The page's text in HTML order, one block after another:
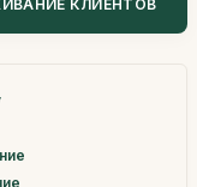
КЛИЕНТОВ